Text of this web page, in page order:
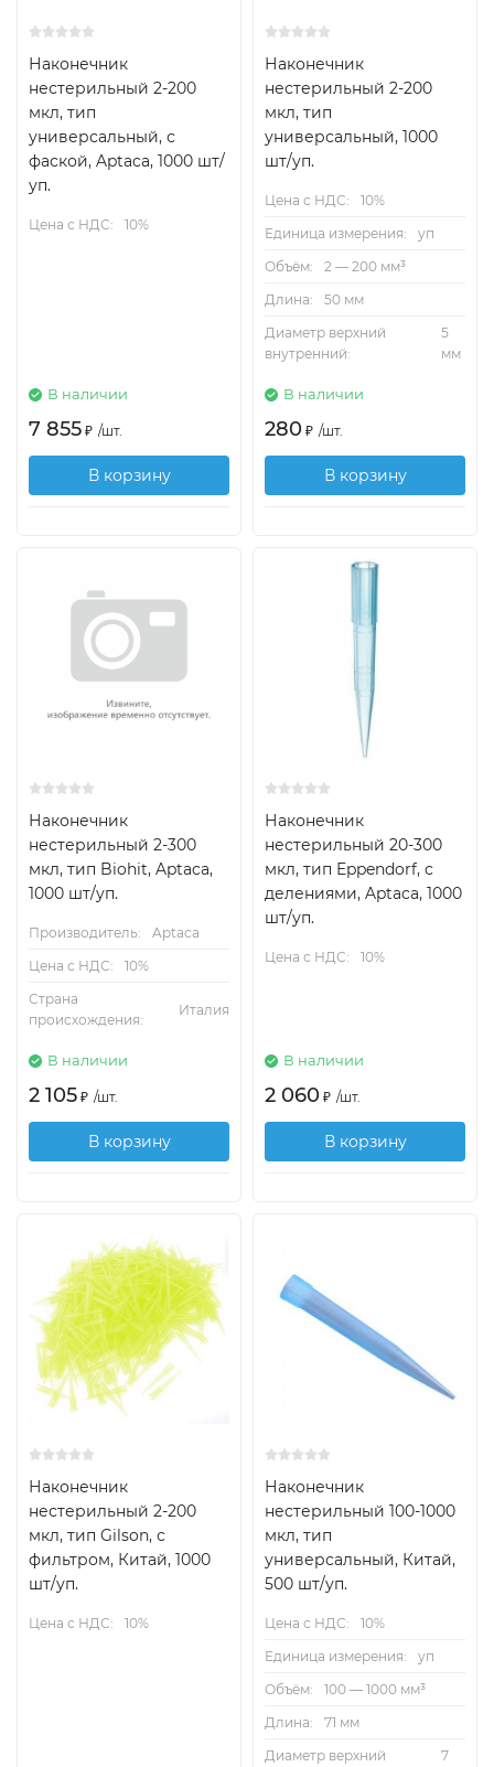
Наконечник
нестерильный 2-200
мкл, тип
универсальный, с
фаской, Aptaca, 1000 шт/
уп.
Цена с НДС: 10%
В наличии
7 855 ₽ /шт.
В корзину
Наконечник
нестерильный 2-200
мкл, тип
универсальный, 1000
шт/уп.
Цена с НДС:
10%
Единица измерения:
уп
Объём:
2 — 200 мм³
Длина:
50 мм
Диаметр верхний
внутренний:
5
мм
В наличии
280 ₽ /шт.
В корзину
Наконечник
нестерильный 2-300
мкл, тип Biohit, Aptaca,
1000 шт/уп.
Производитель:
Aptaca
Цена с НДС:
10%
Страна
происхождения:
Италия
В наличии
2 105 ₽ /шт.
В корзину
Наконечник
нестерильный 20-300
мкл, тип Eppendorf, с
делениями, Aptaca, 1000
шт/уп.
Цена с НДС: 10%
В наличии
2 060 ₽ /шт.
В корзину
Наконечник
нестерильный 2-200
мкл, тип Gilson, с
фильтром, Китай, 1000
шт/уп.
Цена с НДС: 10%
Наконечник
нестерильный 100-1000
мкл, тип
универсальный, Китай,
500 шт/уп.
Цена с НДС:
10%
Единица измерения:
уп
Объём:
100 — 1000 мм³
Длина:
71 мм
Диаметр верхний
7